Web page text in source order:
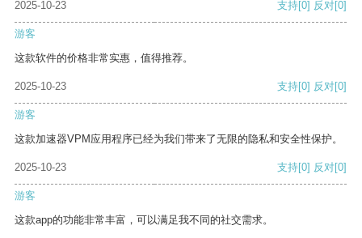
2025-10-23 支持[0] 反对[0]
游客
这款软件的价格非常实惠，值得推荐。
2025-10-23 支持[0] 反对[0]
游客
这款加速器VPM应用程序已经为我们带来了无限的隐私和安全性保护。
2025-10-23 支持[0] 反对[0]
游客
这款app的功能非常丰富，可以满足我不同的社交需求。